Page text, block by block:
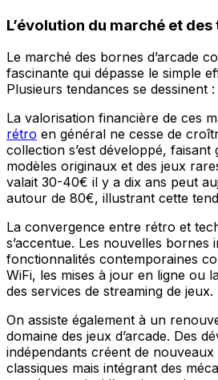
L’évolution du marché et
Le marché des bornes d’arcade
fascinante qui dépasse le simple
Plusieurs tendances se dessinent :
La valorisation financière de ces
rétro en général ne cesse de
collection s’est développé, faisant
modèles originaux et des jeux
valait 30-40€ il y a dix ans peut
autour de 80€, illustrant cette
La convergence entre rétro et
s’accentue. Les nouvelles bornes
fonctionnalités contemporaines
WiFi, les mises à jour en ligne ou
des services de streaming de jeux.
On assiste également à un
domaine des jeux d’arcade. Des
indépendants créent de nouveaux
classiques mais intégrant des